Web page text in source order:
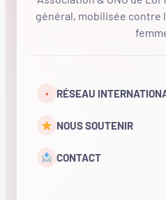
général, mobilisée contre
• RÉSEAU
NOUS SOUTENIR
CONTACT